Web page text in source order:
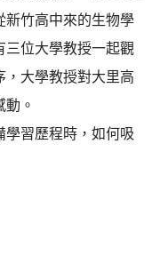
新竹高中來的生物學
三位大學教授一起觀
，大學教授對大里高
。
學習歷程時，如何吸